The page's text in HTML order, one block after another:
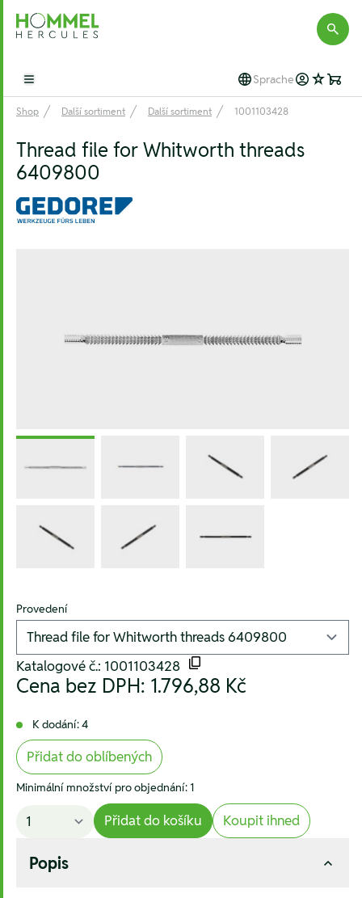
Hommel Hercules
Open main menu Sprache
Shop Další sortiment Další sortiment 1001103428
Thread file for Whitworth threads
6409800
Provedení
Katalogové č.: 1001103428
Cena bez DPH: 1.796,88 Kč
K dodání: 4
Přidat do oblíbených
Minimální množství pro objednání: 1
Přidat do košíku Koupit ihned
Popis